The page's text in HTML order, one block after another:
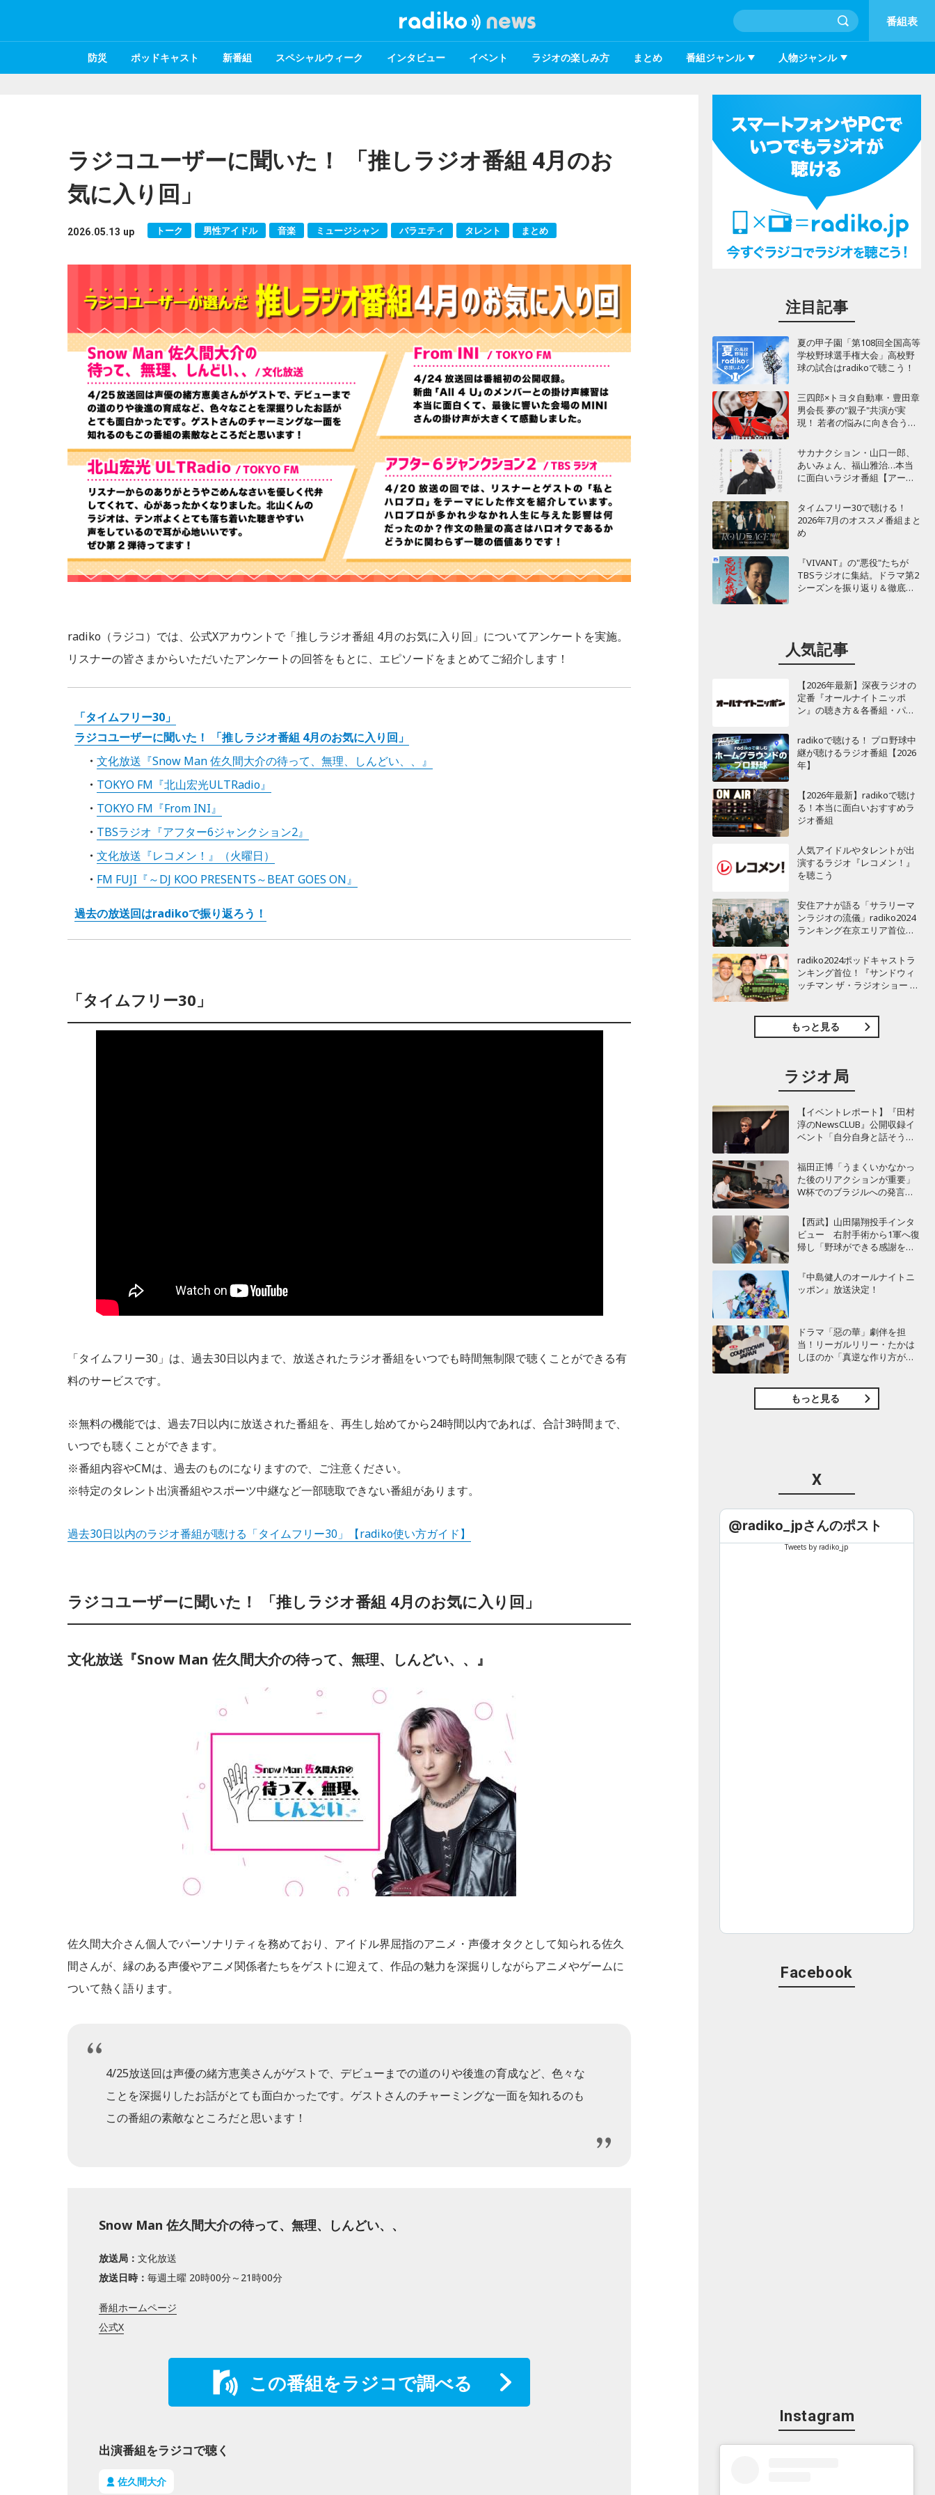
番組表
防災 ポッドキャスト 新番組 スペシャルウィーク インタビュー イベント ラジオの楽しみ方 まとめ 番組ジャンル 人物ジャンル
ラジコユーザーに聞いた！ 「推しラジオ番組 4月のお
気に入り回」
2026.05.13 up トーク 男性アイドル 音楽 ミュージシャン バラエティ タレント まとめ
radiko（ラジコ）では、公式Xアカウントで「推しラジオ番組 4月のお気に入り回」についてアンケートを実施。
リスナーの皆さまからいただいたアンケートの回答をもとに、エピソードをまとめてご紹介します！
「タイムフリー30」
ラジコユーザーに聞いた！ 「推しラジオ番組 4月のお気に入り回」
文化放送『Snow Man 佐久間大介の待って、無理、しんどい、、』
TOKYO FM『北山宏光ULTRadio』
TOKYO FM『From INI』
TBSラジオ『アフター6ジャンクション2』
文化放送『レコメン！』（火曜日）
FM FUJI『～DJ KOO PRESENTS～BEAT GOES ON』
過去の放送回はradikoで振り返ろう！
「タイムフリー30」
「タイムフリー30」は、過去30日以内まで、放送されたラジオ番組をいつでも時間無制限で聴くことができる有
料のサービスです。
※無料の機能では、過去7日以内に放送された番組を、再生し始めてから24時間以内であれば、合計3時間まで、
いつでも聴くことができます。
※番組内容やCMは、過去のものになりますので、ご注意ください。
※特定のタレント出演番組やスポーツ中継など一部聴取できない番組があります。
過去30日以内のラジオ番組が聴ける「タイムフリー30」【radiko使い方ガイド】
ラジコユーザーに聞いた！ 「推しラジオ番組 4月のお気に入り回」
文化放送『Snow Man 佐久間大介の待って、無理、しんどい、、』
佐久間大介さん個人でパーソナリティを務めており、アイドル界屈指のアニメ・声優オタクとして知られる佐久
間さんが、縁のある声優やアニメ関係者たちをゲストに迎えて、作品の魅力を深掘りしながらアニメやゲームに
ついて熱く語ります。
4/25放送回は声優の緒方恵美さんがゲストで、デビューまでの道のりや後進の育成など、色々な
ことを深掘りしたお話がとても面白かったです。ゲストさんのチャーミングな一面を知れるのも
この番組の素敵なところだと思います！
Snow Man 佐久間大介の待って、無理、しんどい、、
放送局： 文化放送
放送日時： 毎週土曜 20時00分～21時00分
番組ホームページ
公式X
この番組をラジコで調べる
出演番組をラジコで聴く
佐久間大介
注目記事
夏の甲子園「第108回全国高等
学校野球選手権大会」高校野
球の試合はradikoで聴こう！
三四郎×トヨタ自動車・豊田章
男会長 夢の"親子"共演が実
現！ 若者の悩みに向き合うポ
サカナクション・山口一郎、
あいみょん、福山雅治…本当
に面白いラジオ番組【アーテ
タイムフリー30で聴ける！
2026年7月のオススメ番組まと
め
『VIVANT』の"悪役"たちが
TBSラジオに集結。ドラマ第2
シーズンを振り返り＆徹底考
人気記事
【2026年最新】深夜ラジオの
定番『オールナイトニッポ
ン』の聴き方＆各番組・パー
radikoで聴ける！ プロ野球中
継が聴けるラジオ番組【2026
年】
【2026年最新】radikoで聴け
る！本当に面白いおすすめラ
ジオ番組
人気アイドルやタレントが出
演するラジオ『レコメン！』
を聴こう
安住アナが語る「サラリーマ
ンラジオの流儀」radiko2024
ランキング在京エリア首位
曜天国』インタビュー
radiko2024ポッドキャストラ
ンキング首位！『サンドウィ
ッチマン ザ・ラジオショー サ
もっと見る
ラジオ局
【イベントレポート】『田村
淳のNewsCLUB』公開収録イ
ベント「自分自身と話そうの
に“人生の最後に流したい
曲”などをテーマにトーク
福田正博「うまくいかなかっ
た後のリアクションが重要」
W杯でのブラジルへの発言が
期待することは？
【西武】山田陽翔投手インタ
ビュー 右肘手術から1軍へ復
帰し「野球ができる感謝を再
『中島健人のオールナイトニ
ッポン』放送決定！
ドラマ「惡の華」劇伴を担
当！リーガルリリー・たかは
しほのか「真逆な作り方が面
もっと見る
X
@radiko_jpさんのポスト
Tweets by radiko_jp
Facebook
Instagram